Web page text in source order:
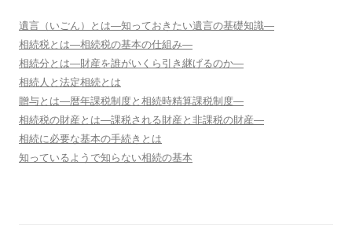
遺言（いごん）とは―知っておきたい遺言の基礎知識―
相続税とは―相続税の基本の仕組み―
相続分とは―財産を誰がいくら引き継げるのか―
相続人と法定相続とは
贈与とは―暦年課税制度と相続時精算課税制度―
相続税の財産とは―課税される財産と非課税の財産―
相続に必要な基本の手続きとは
知っているようで知らない相続の基本